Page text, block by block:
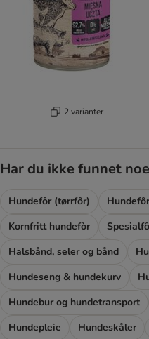
2 varianter
Har du ikke funnet
Hundefôr (tørrfôr)
Kornfritt hundefòr
Halsbånd, seler og bånd
Hundeseng & hundekurv
Hundebur og hundetransport
Hundepleie
Hundeskåler